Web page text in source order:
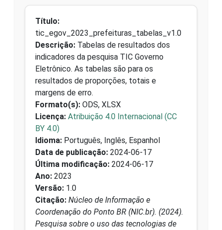
Título:
tic_egov_2023_prefeituras_tabelas_v1.0
Descrição: Tabelas de resultados dos
indicadores da pesquisa TIC Governo
Eletrônico. As tabelas são para os
resultados de proporções, totais e
margens de erro.
Formato(s): ODS, XLSX
Licença: Atribuição 4.0 Internacional (CC
BY 4.0)
Idioma: Português, Inglês, Espanhol
Data de publicação: 2024-06-17
Última modificação: 2024-06-17
Ano: 2023
Versão: 1.0
Citação: Núcleo de Informação e
Coordenação do Ponto BR (NIC.br). (2024).
Pesquisa sobre o uso das tecnologias de